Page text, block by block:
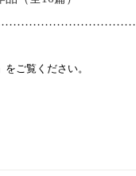
をご覧ください。